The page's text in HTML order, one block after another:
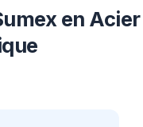
en Acier